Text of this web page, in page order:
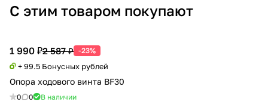
С этим товаром покупают
1 990 ₽2 587 ₽ -23%
+ 99.5 Бонусных рублей
Опора ходового винта BF30
0 0 В наличии